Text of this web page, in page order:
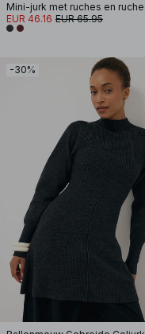
EUR 46.16 EUR 65.95
-30%